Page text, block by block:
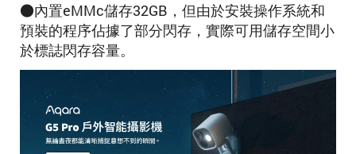
●內置eMMc儲存32GB，但由於安裝操作系統和
預裝的程序佔據了部分閃存，實際可用儲存空間小
於標誌閃存容量。